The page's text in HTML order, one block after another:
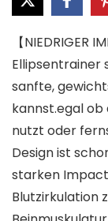
【NIEDRIGER
Ellipsentrainer
sanfte,
kannst.egal
nutzt oder
Design ist
starken
Blutzirkulation